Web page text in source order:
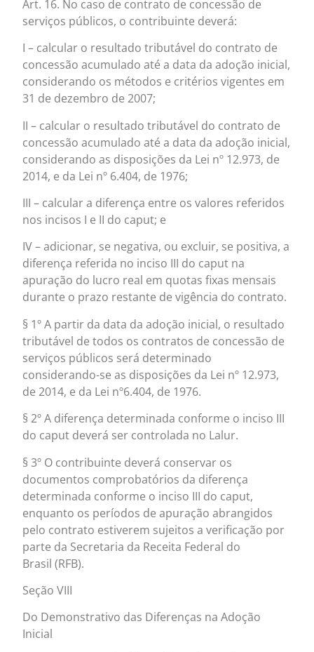
Art. 16. No caso de contrato de concessão de
serviços públicos, o contribuinte deverá:
I – calcular o resultado tributável do contrato de
concessão acumulado até a data da adoção inicial,
considerando os métodos e critérios vigentes em
31 de dezembro de 2007;
II – calcular o resultado tributável do contrato de
concessão acumulado até a data da adoção inicial,
considerando as disposições da Lei nº 12.973, de
2014, e da Lei nº 6.404, de 1976;
III – calcular a diferença entre os valores referidos
nos incisos I e II do caput; e
IV – adicionar, se negativa, ou excluir, se positiva, a
diferença referida no inciso III do caput na
apuração do lucro real em quotas fixas mensais
durante o prazo restante de vigência do contrato.
§ 1º A partir da data da adoção inicial, o resultado
tributável de todos os contratos de concessão de
serviços públicos será determinado
considerando-se as disposições da Lei nº 12.973,
de 2014, e da Lei nº6.404, de 1976.
§ 2º A diferença determinada conforme o inciso III
do caput deverá ser controlada no Lalur.
§ 3º O contribuinte deverá conservar os
documentos comprobatórios da diferença
determinada conforme o inciso III do caput,
enquanto os períodos de apuração abrangidos
pelo contrato estiverem sujeitos a verificação por
parte da Secretaria da Receita Federal do
Brasil (RFB).
Seção VIII
Do Demonstrativo das Diferenças na Adoção
Inicial